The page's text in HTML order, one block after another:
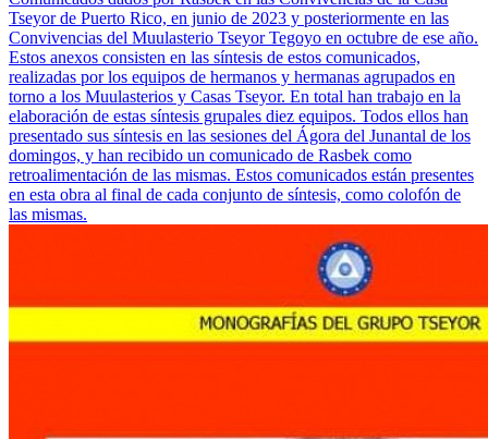
Tseyor de Puerto Rico, en junio de 2023 y posteriormente en las
Convivencias del Muulasterio Tseyor Tegoyo en octubre de ese año.
Estos anexos consisten en las síntesis de estos comunicados,
realizadas por los equipos de hermanos y hermanas agrupados en
torno a los Muulasterios y Casas Tseyor. En total han trabajo en la
elaboración de estas síntesis grupales diez equipos. Todos ellos han
presentado sus síntesis en las sesiones del Ágora del Junantal de los
domingos, y han recibido un comunicado de Rasbek como
retroalimentación de las mismas. Estos comunicados están presentes
en esta obra al final de cada conjunto de síntesis, como colofón de
las mismas.